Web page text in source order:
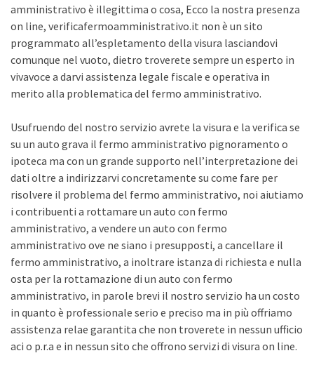
amministrativo è illegittima o cosa, Ecco la nostra presenza
on line, verificafermoamministrativo.it non è un sito
programmato all’espletamento della visura lasciandovi
comunque nel vuoto, dietro troverete sempre un esperto in
vivavoce a darvi assistenza legale fiscale e operativa in
merito alla problematica del fermo amministrativo.
Usufruendo del nostro servizio avrete la visura e la verifica se
su un auto grava il fermo amministrativo pignoramento o
ipoteca ma con un grande supporto nell’interpretazione dei
dati oltre a indirizzarvi concretamente su come fare per
risolvere il problema del fermo amministrativo, noi aiutiamo
i contribuenti a rottamare un auto con fermo
amministrativo, a vendere un auto con fermo
amministrativo ove ne siano i presupposti, a cancellare il
fermo amministrativo, a inoltrare istanza di richiesta e nulla
osta per la rottamazione di un auto con fermo
amministrativo, in parole brevi il nostro servizio ha un costo
in quanto è professionale serio e preciso ma in più offriamo
assistenza relae garantita che non troverete in nessun ufficio
aci o p.r.a e in nessun sito che offrono servizi di visura on line.